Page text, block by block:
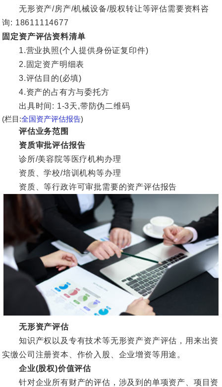
无形资产/房产/机械设备/股权转让等评估需要资料咨
询: 18611114677
固定资产评估资料清单
1.营业执照(个人提供身份证复印件)
2.固定资产明细表
3.评估目的(必填)
4.资产的占有方与委托方
出具时间: 1-3天,带防伪二维码
(栏目:全国资产评估报告)
评估业务范围
资质审批评估报告
诊所/美容院等医疗机构办理
资质、学校/培训机构等办理
资质、等行政许可审批需要的资产评估报告
无形资产评估
知识产权以及专有技术等无形资产资产评估，用来出资
实缴公司注册资本、作价入股、企业增资等用途。
企业(股权)价值评估
针对企业所有财产的评估，涉及到的单项资产、项目资